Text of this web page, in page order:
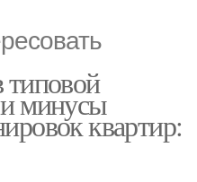
типовой
минусы
квартир: